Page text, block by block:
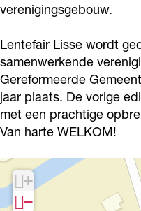
verenigingsgebouw.
Lentefair Lisse wordt
samenwerkende
Gereformeerde
jaar plaats. De vorige
met een prachtige
Van harte WELKOM!
+
−